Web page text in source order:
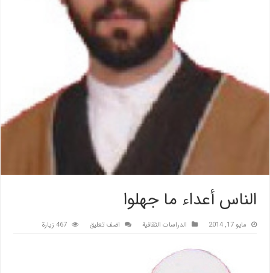
الناس أعداء ما جهلوا
مايو 17, 2014 الدراسات الثقافیة اضف تعليق 467 زيارة